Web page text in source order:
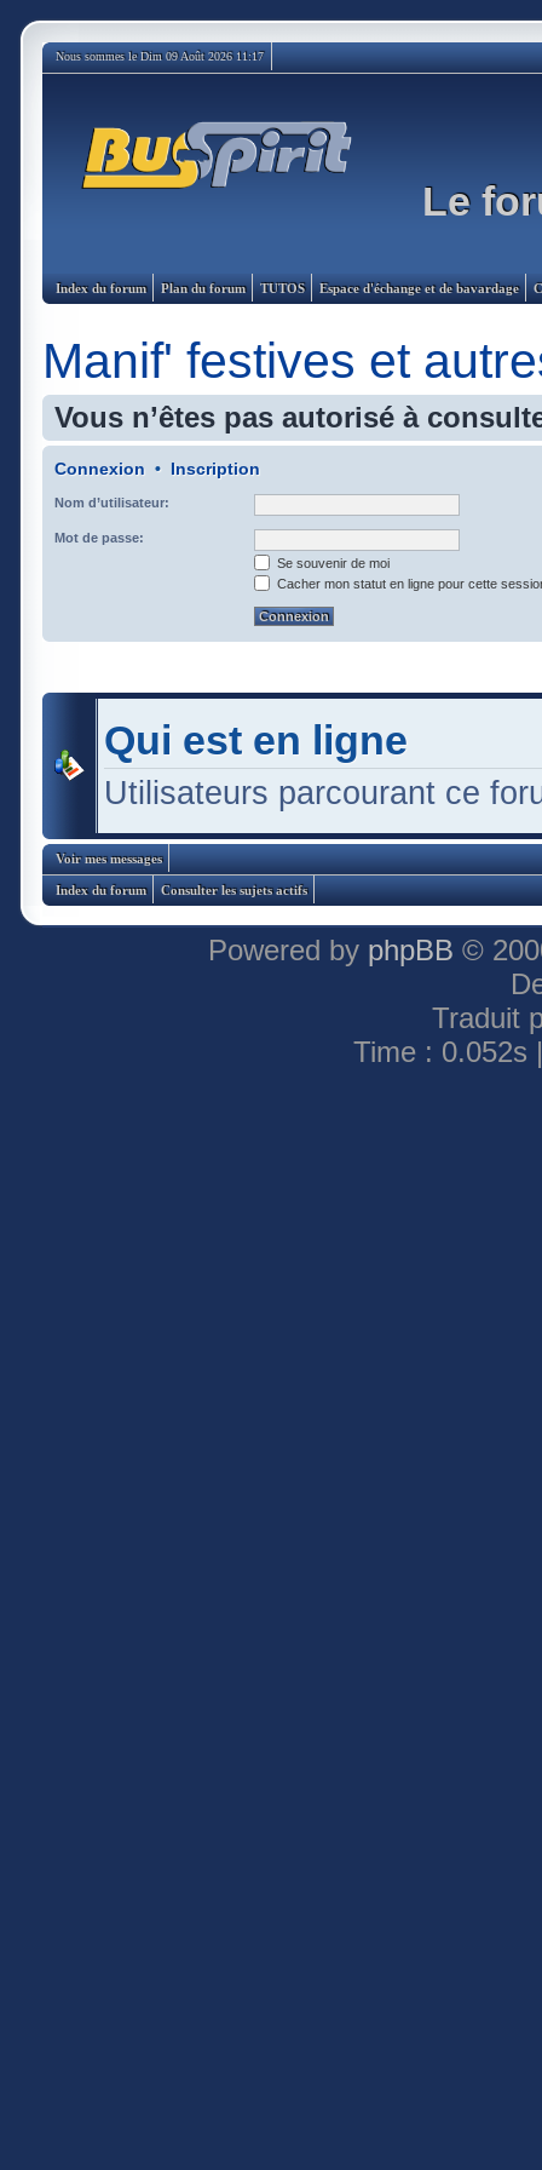
Nous sommes le Dim 09 Août 2026 11:17
Le
Index du forum Plan du forum TUTOS Espace d'échange et de bavardage
Manif' festives et
Vous n’êtes pas autorisé à
Connexion • Inscription
Nom d’utilisateur:
Mot de passe:
Se souvenir de moi
Cacher mon statut en ligne pour cette
Qui est en ligne
Utilisateurs parcourant ce
Voir mes messages
Index du forum Consulter les sujets actifs
Powered by phpBB ©
Traduit
Time : 0.052s